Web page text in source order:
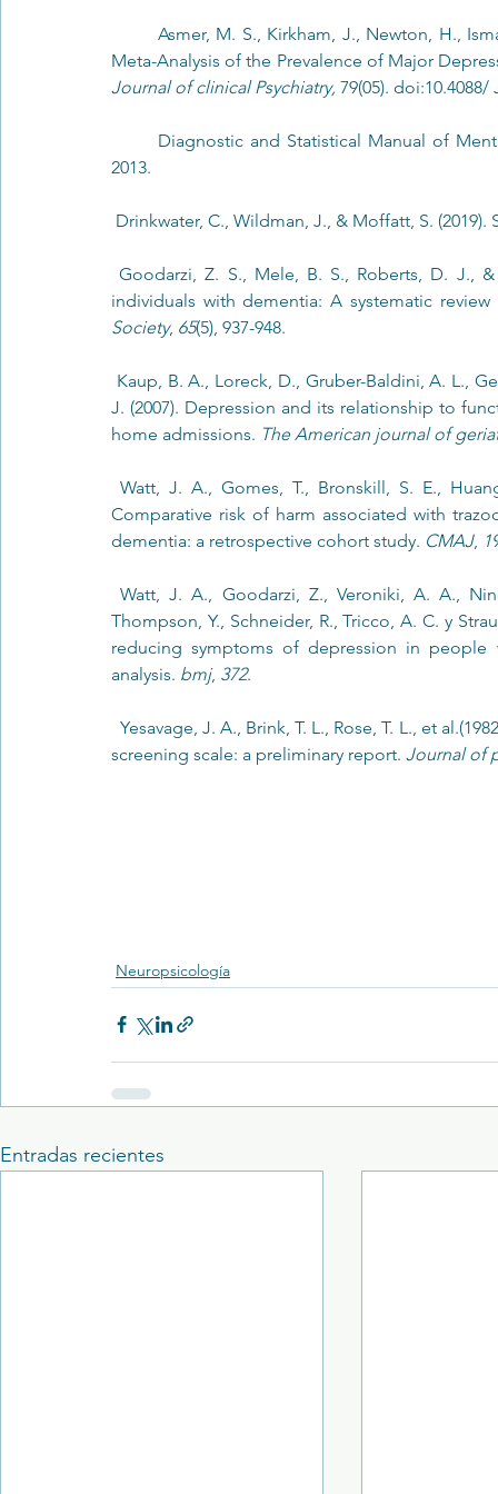
Meta-Analysis of the Prevalence of Major
Journal of clinical Psychiatry, 79(05). doi:10.4088/
2013.
Drinkwater, C., Wildman, J., & Moffatt, S.
Goodarzi, Z. S., Mele, B. S., Roberts, D. J., & Holroyd‐Leduc, J. (2017). Depression case finding in
individuals with dementia: A systematic review
Society, 65(5), 937-948.
J. (2007). Depression and its relationship to
home admissions. The American journal of
Watt, J. A., Gomes, T., Bronskill, S. E., Huang, A., Austin, P. C., Ho, J. M., & Straus, S. E. (2018).
Comparative risk of harm associated with
dementia: a retrospective cohort study. CMAJ,
Watt, J. A., Goodarzi, Z., Veroniki, A. A., Nincic, V., Khan, P. A., Ghassemi, M., Lai, Y., Treister V.,
Thompson, Y., Schneider, R., Tricco, A. C. y
reducing symptoms of depression in people
analysis. bmj, 372.
  Yesavage, J. A., Brink, T. L., Rose, T. L., et al.(1982). Development and validation of a geriatric depression
screening scale: a preliminary report. Journal of
Neuropsicología
Entradas recientes